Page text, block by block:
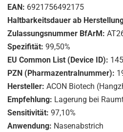
EAN: 6921756492175
Haltbarkeitsdauer ab
Zulassungsnummer BfArM:
Spezifität: 99,50%
EU Common List (Device ID):
PZN (Pharmazentralnummer):
Hersteller: ACON Biotech
Empfehlung: Lagerung bei
Sensitivität: 97,10%
Anwendung: Nasenabstrich